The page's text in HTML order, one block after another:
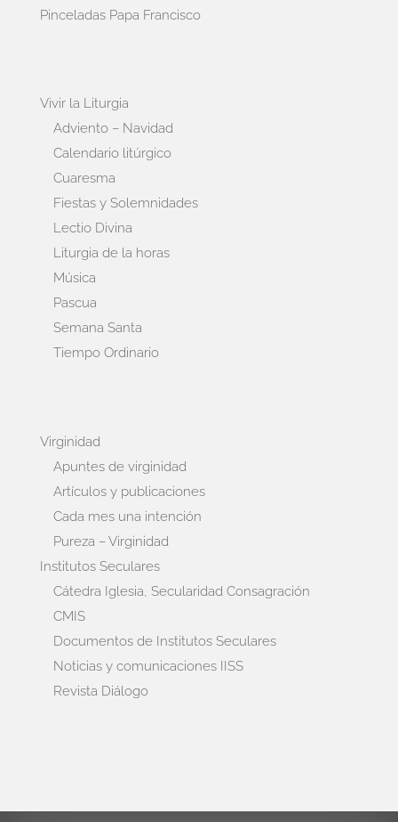
Pinceladas Papa Francisco
Vivir la Liturgia
Adviento – Navidad
Calendario litúrgico
Cuaresma
Fiestas y Solemnidades
Lectio Divina
Liturgia de la horas
Música
Pascua
Semana Santa
Tiempo Ordinario
Virginidad
Apuntes de virginidad
Artículos y publicaciones
Cada mes una intención
Pureza – Virginidad
Institutos Seculares
Cátedra Iglesia, Secularidad Consagración
CMIS
Documentos de Institutos Seculares
Noticias y comunicaciones IISS
Revista Diálogo